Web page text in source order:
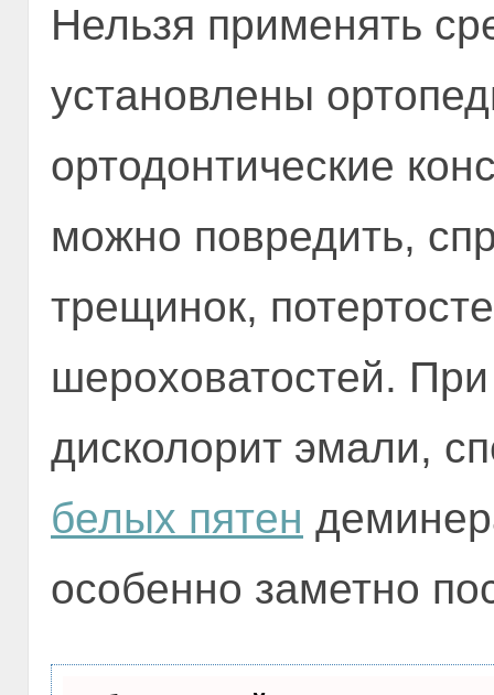
Нельзя применять
установлены
ортодонтические
можно повредить,
трещинок,
шероховатостей.
дисколорит эмали,
белых пятен
особенно заметно